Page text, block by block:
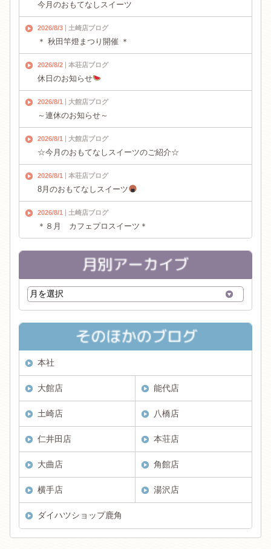
今月のおもてなしスイーツ
2026/8/3 土崎店ブログ
＊ 秋田竿燈まつり開催 ＊
2026/8/2 本荘店ブログ
休日のお知らせ
2026/8/1 大館店ブログ
～連休のお知らせ～
2026/8/1 大館店ブログ
☆今月のおもてなしスイーツのご紹介☆
2026/8/1 本荘店ブログ
8月のおもてなしスイーツ
2026/8/1 土崎店ブログ
＊８月 カフェプロスイーツ＊
本社
大館店 能代店
土崎店 八橋店
仁井田店 本荘店
大曲店 角館店
横手店 湯沢店
ダイハツショップ鹿角